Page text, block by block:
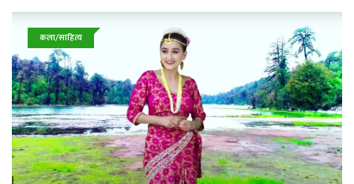
कला/साहित्य